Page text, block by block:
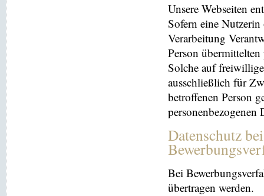
Unsere Webseiten
Sofern eine
Verarbeitung
Person übermittelten
Solche auf
ausschließlich für
betroffenen Person
personenbezogenen
Datenschutz
Bei
übertragen werden.